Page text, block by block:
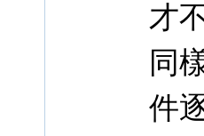
才
同
件